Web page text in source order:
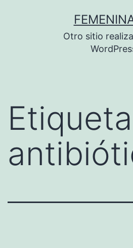
Otro sitio